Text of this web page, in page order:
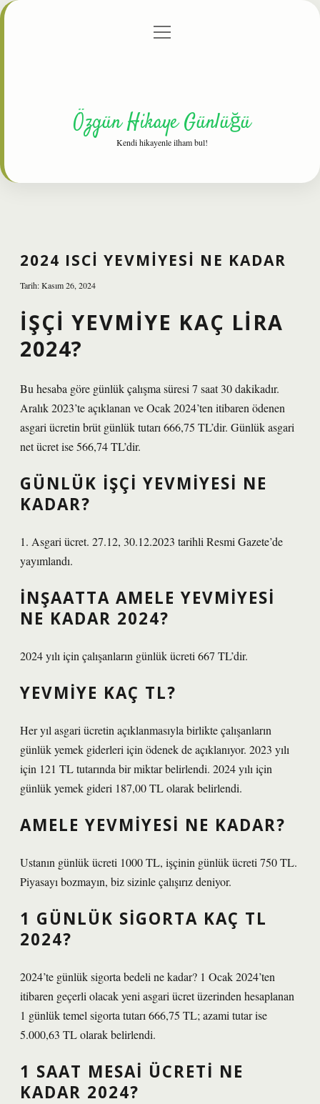
Gizlilik Politikası
menüyü
Özgün Hikaye Günlüğü
Kendi hikayenle ilham bul!
2024 ISCI YEVMIYESI NE KADAR
Tarih: Kasım 26, 2024
İŞÇI YEVMIYE KAÇ LIRA
2024?
Bu hesaba göre günlük çalışma süresi 7 saat 30 dakikadır.
Aralık 2023’te açıklanan ve Ocak 2024’ten itibaren ödenen
asgari ücretin brüt günlük tutarı 666,75 TL’dir. Günlük asgari
net ücret ise 566,74 TL’dir.
GÜNLÜK IŞÇI YEVMIYESI NE
KADAR?
1. Asgari ücret. 27.12, 30.12.2023 tarihli Resmi Gazete’de
yayımlandı.
İNŞAATTA AMELE YEVMIYESI
NE KADAR 2024?
2024 yılı için çalışanların günlük ücreti 667 TL’dir.
YEVMIYE KAÇ TL?
Her yıl asgari ücretin açıklanmasıyla birlikte çalışanların
günlük yemek giderleri için ödenek de açıklanıyor. 2023 yılı
için 121 TL tutarında bir miktar belirlendi. 2024 yılı için
günlük yemek gideri 187,00 TL olarak belirlendi.
AMELE YEVMIYESI NE KADAR?
Ustanın günlük ücreti 1000 TL, işçinin günlük ücreti 750 TL.
Piyasayı bozmayın, biz sizinle çalışırız deniyor.
1 GÜNLÜK SIGORTA KAÇ TL
2024?
2024’te günlük sigorta bedeli ne kadar? 1 Ocak 2024’ten
itibaren geçerli olacak yeni asgari ücret üzerinden hesaplanan
1 günlük temel sigorta tutarı 666,75 TL; azami tutar ise
5.000,63 TL olarak belirlendi.
1 SAAT MESAI ÜCRETI NE
KADAR 2024?